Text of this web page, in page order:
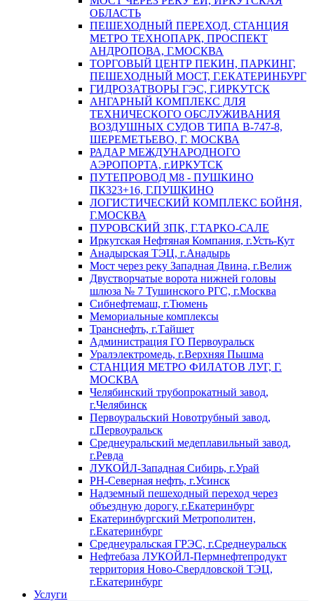
ОБЛАСТЬ
ПЕШЕХОДНЫЙ ПЕРЕХОД, СТАНЦИЯ
МЕТРО ТЕХНОПАРК, ПРОСПЕКТ
АНДРОПОВА, Г.МОСКВА
ТОРГОВЫЙ ЦЕНТР ПЕКИН, ПАРКИНГ,
ПЕШЕХОДНЫЙ МОСТ, Г.ЕКАТЕРИНБУРГ
ГИДРОЗАТВОРЫ ГЭС, Г.ИРКУТСК
АНГАРНЫЙ КОМПЛЕКС ДЛЯ
ТЕХНИЧЕСКОГО ОБСЛУЖИВАНИЯ
ВОЗДУШНЫХ СУДОВ ТИПА В-747-8,
ШЕРЕМЕТЬЕВО, Г. МОСКВА
РАДАР МЕЖДУНАРОДНОГО
АЭРОПОРТА, г.ИРКУТСК
ПУТЕПРОВОД М8 - ПУШКИНО
ПК323+16, Г.ПУШКИНО
ЛОГИСТИЧЕСКИЙ КОМПЛЕКС БОЙНЯ,
Г.МОСКВА
ПУРОВСКИЙ ЗПК, Г.ТАРКО-САЛЕ
Иркутская Нефтяная Компания, г.Усть-Кут
Анадырская ТЭЦ, г.Анадырь
Мост через реку Западная Двина, г.Велиж
Двустворчатые ворота нижней головы
шлюза № 7 Тушинского РГС, г.Москва
Сибнефтемаш, г.Тюмень
Мемориальные комплексы
Транснефть, г.Тайшет
Администрация ГО Первоуральск
Уралэлектромедь, г.Верхняя Пышма
СТАНЦИЯ МЕТРО ФИЛАТОВ ЛУГ, Г.
МОСКВА
Челябинский трубопрокатный завод,
г.Челябинск
Первоуральский Новотрубный завод,
г.Первоуральск
Среднеуральский медеплавильный завод,
г.Ревда
ЛУКОЙЛ-Западная Сибирь, г.Урай
РН-Северная нефть, г.Усинск
Надземный пешеходный переход через
объездную дорогу, г.Екатеринбург
Екатеринбургский Метрополитен,
г.Екатеринбург
Среднеуральская ГРЭС, г.Среднеуральск
Нефтебаза ЛУКОЙЛ-Пермнефтепродукт
территория Ново-Свердловской ТЭЦ,
г.Екатеринбург
Услуги